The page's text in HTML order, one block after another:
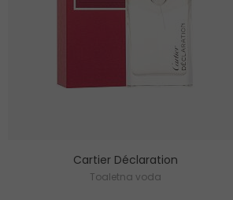
Cartier Déclaration
Toaletna voda